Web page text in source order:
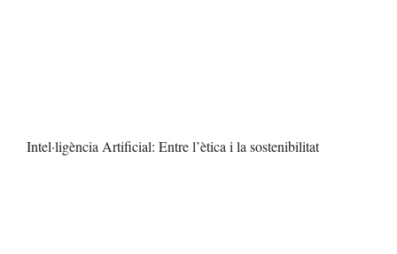
Intel·ligència Artificial: Entre l’ètica i la sostenibilitat